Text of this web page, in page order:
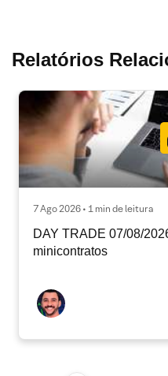
Relatórios
7 Ago 2026 • 1 min de leitura
DAY TRADE 07/08/
minicontratos